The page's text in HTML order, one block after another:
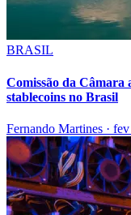
BRASIL
Comissão da Câmara
stablecoins no Brasil
Fernando Martines ·